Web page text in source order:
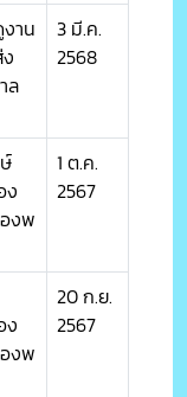
าน
ล
3 มี.ค.
2568
ง
งพ
1 ต.ค.
2567
ง
งพ
20 ก.ย.
2567